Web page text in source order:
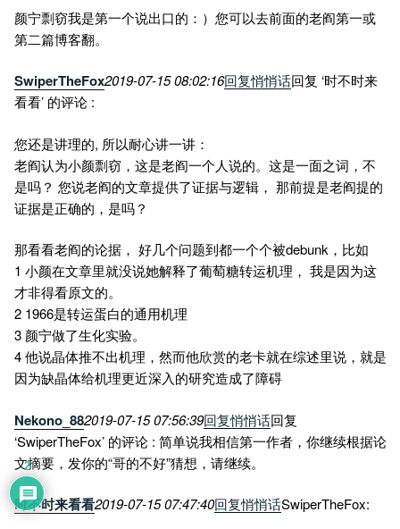
颜宁剽窃我是第一个说出口的：）您可以去前面的老阎第一或
第二篇博客翻。
SwiperTheFox2019-07-15 08:02:16回复悄悄话回复 ‘时不时来
看看’ 的评论 :
您还是讲理的, 所以耐心讲一讲：
老阎认为小颜剽窃，这是老阎一个人说的。这是一面之词，不
是吗？ 您说老阎的文章提供了证据与逻辑， 那前提是老阎提的
证据是正确的，是吗？
那看看老阎的论据， 好几个问题到都一个个被debunk，比如
1 小颜在文章里就没说她解释了葡萄糖转运机理， 我是因为这
才非得看原文的。
2 1966是转运蛋白的通用机理
3 颜宁做了生化实验。
4 他说晶体推不出机理，然而他欣赏的老卡就在综述里说，就是
因为缺晶体给机理更近深入的研究造成了障碍
Nekono_882019-07-15 07:56:39回复悄悄话回复
‘SwiperTheFox’ 的评论 : 简单说我相信第一作者，你继续根据论
文摘要，发你的“哥的不好”猜想，请继续。
时不时来看看2019-07-15 07:47:40回复悄悄话SwiperTheFox:
2